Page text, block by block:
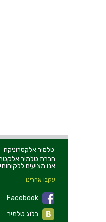
טלמיר אלקטרוניקה
אנו מציעים
עקבו אחרינו
Facebook